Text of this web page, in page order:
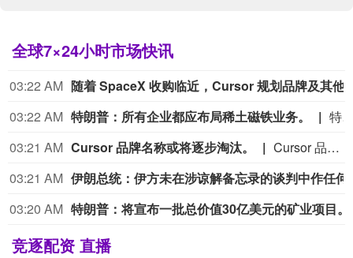
全球7×24小时市场快讯
03:22 AM
03:22 AM 特朗普：所有企业都应布局稀土磁铁业务。
特朗普：所有企业都应布
03:21 AM Cursor 品牌名称或将逐步淘汰。
Cursor 品牌名称或将逐步淘汰。
03:21 AM
03:20 AM
竞逐配资 直播